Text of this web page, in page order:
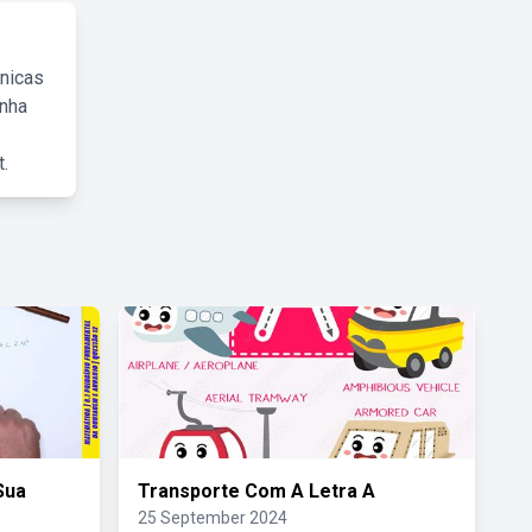
Transporte Com A Letra A
25 September 2024